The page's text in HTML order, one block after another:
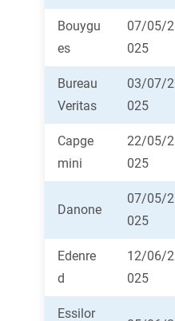
Bouygu
es
07/05/2
025
Bureau
Veritas
03/07/2
025
Capge
mini
22/05/2
025
Danone
07/05/2
025
Edenre
d
12/06/2
025
Essilor